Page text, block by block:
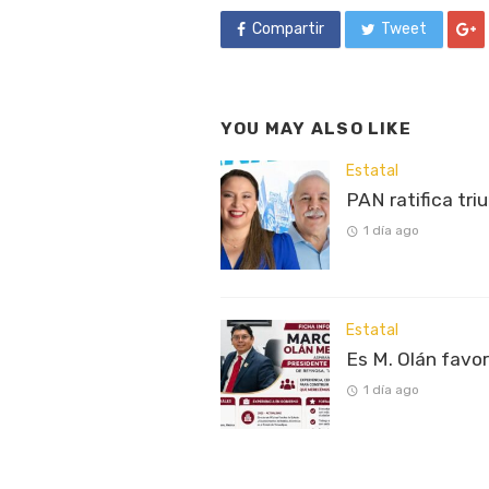
Compartir Tweet
YOU MAY ALSO LIKE
Estatal
PAN ratifica
1 día ago
Estatal
Es M. Olán
1 día ago